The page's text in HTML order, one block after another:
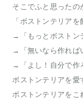
そこでふと思ったの
「ボストンテリア
→「もっとボストン
→「無いなら作れば
→「よし！自分で作
ボストンテリアを愛
ボストンテリアをこ